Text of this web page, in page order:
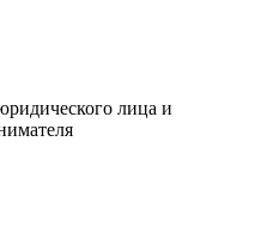
лица и